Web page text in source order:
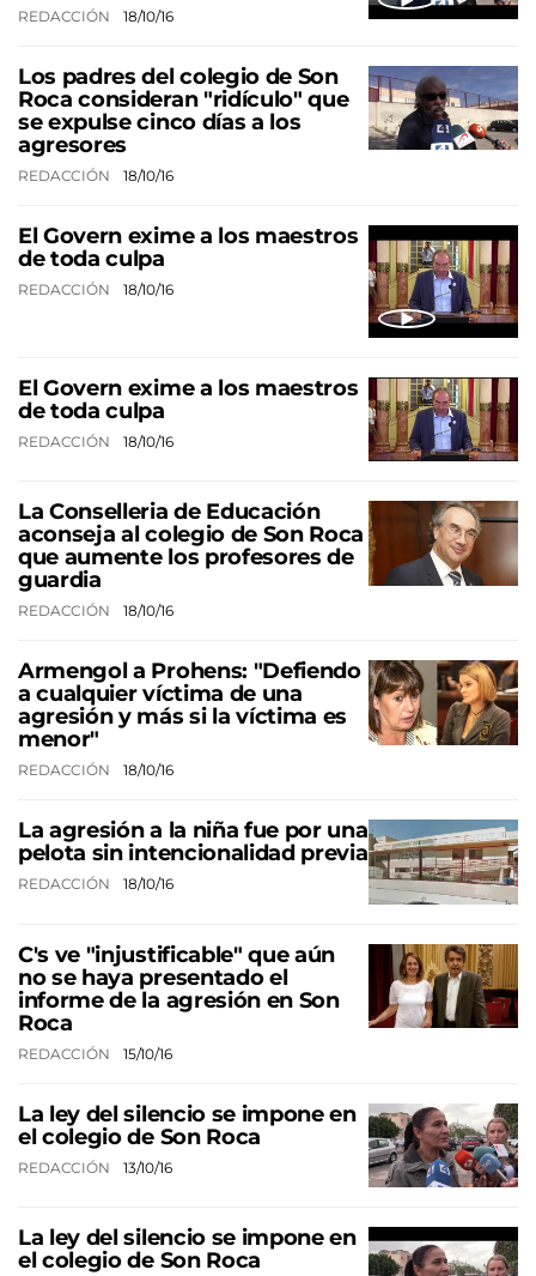
REDACCIÓN 18/10/16
Los padres del colegio de Son
Roca consideran "ridículo" que
se expulse cinco días a los
agresores
REDACCIÓN 18/10/16
El Govern exime a los maestros
de toda culpa
REDACCIÓN 18/10/16
El Govern exime a los maestros
de toda culpa
REDACCIÓN 18/10/16
La Conselleria de Educación
aconseja al colegio de Son Roca
que aumente los profesores de
guardia
REDACCIÓN 18/10/16
Armengol a Prohens: "Defiendo
a cualquier víctima de una
agresión y más si la víctima es
menor"
REDACCIÓN 18/10/16
La agresión a la niña fue por una
pelota sin intencionalidad previa
REDACCIÓN 18/10/16
C's ve "injustificable" que aún
no se haya presentado el
informe de la agresión en Son
Roca
REDACCIÓN 15/10/16
La ley del silencio se impone en
el colegio de Son Roca
REDACCIÓN 13/10/16
La ley del silencio se impone en
el colegio de Son Roca